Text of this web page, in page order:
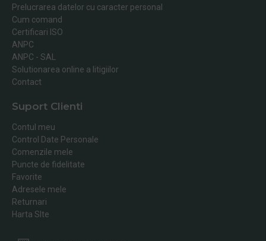
Prelucrarea datelor cu caracter personal
Cum comand
Certificari ISO
ANPC
ANPC - SAL
Solutionarea online a litigiilor
Contact
Suport Clienti
Contul meu
Control Date Personale
Comenzile mele
Puncte de fidelitate
Favorite
Adresele mele
Returnari
Harta SIte